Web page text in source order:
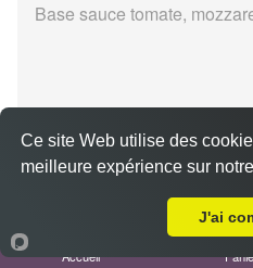
Base sauce tomate,
Calzon 3
Accueil
Ce site Web utilise des
meilleure expérience sur
J'ai